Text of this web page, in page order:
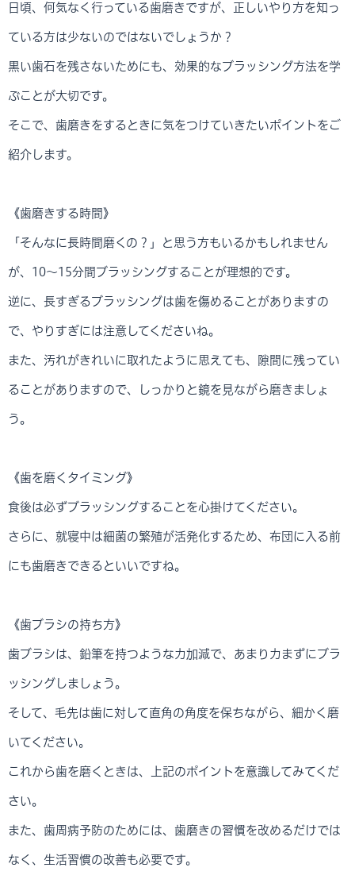
日頃、何気なく行っている歯磨きですが、正しいやり方を知っ
ている方は少ないのではないでしょうか？
黒い歯石を残さないためにも、効果的なブラッシング方法を学
ぶことが大切です。
そこで、歯磨きをするときに気をつけていきたいポイントをご
紹介します。
《歯磨きする時間》
「そんなに長時間磨くの？」と思う方もいるかもしれません
が、10～15分間ブラッシングすることが理想的です。
逆に、長すぎるブラッシングは歯を傷めることがありますの
で、やりすぎには注意してくださいね。
また、汚れがきれいに取れたように思えても、隙間に残ってい
ることがありますので、しっかりと鏡を見ながら磨きましょ
う。
《歯を磨くタイミング》
食後は必ずブラッシングすることを心掛けてください。
さらに、就寝中は細菌の繁殖が活発化するため、布団に入る前
にも歯磨きできるといいですね。
《歯ブラシの持ち方》
歯ブラシは、鉛筆を持つような力加減で、あまり力まずにブラ
ッシングしましょう。
そして、毛先は歯に対して直角の角度を保ちながら、細かく磨
いてください。
これから歯を磨くときは、上記のポイントを意識してみてくだ
さい。
また、歯周病予防のためには、歯磨きの習慣を改めるだけでは
なく、生活習慣の改善も必要です。